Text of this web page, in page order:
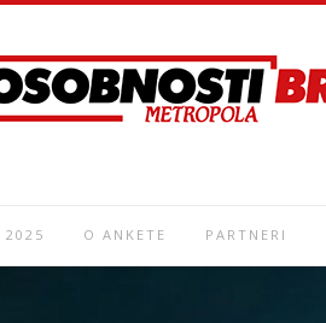
2025 O ANKETE PARTNERI